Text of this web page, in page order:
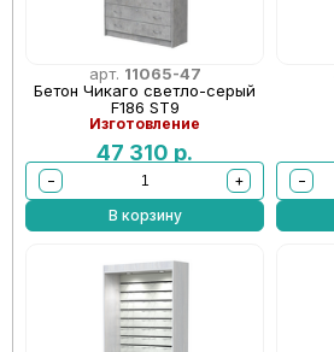
арт. 11065-47
Бетон Чикаго светло-серый
F186 ST9
Изготовление
47 310 р.
−
+
В корзину
−